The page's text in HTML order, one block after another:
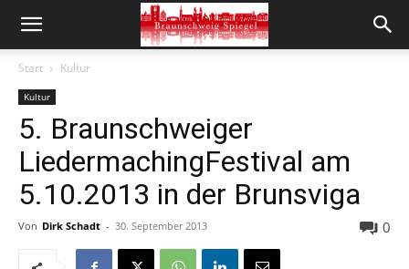
Start Kultur
Kultur
5. Braunschweiger
LiedermachingFestival am
5.10.2013 in der Brunsviga
Von Dirk Schadt - 30. September 2013 0